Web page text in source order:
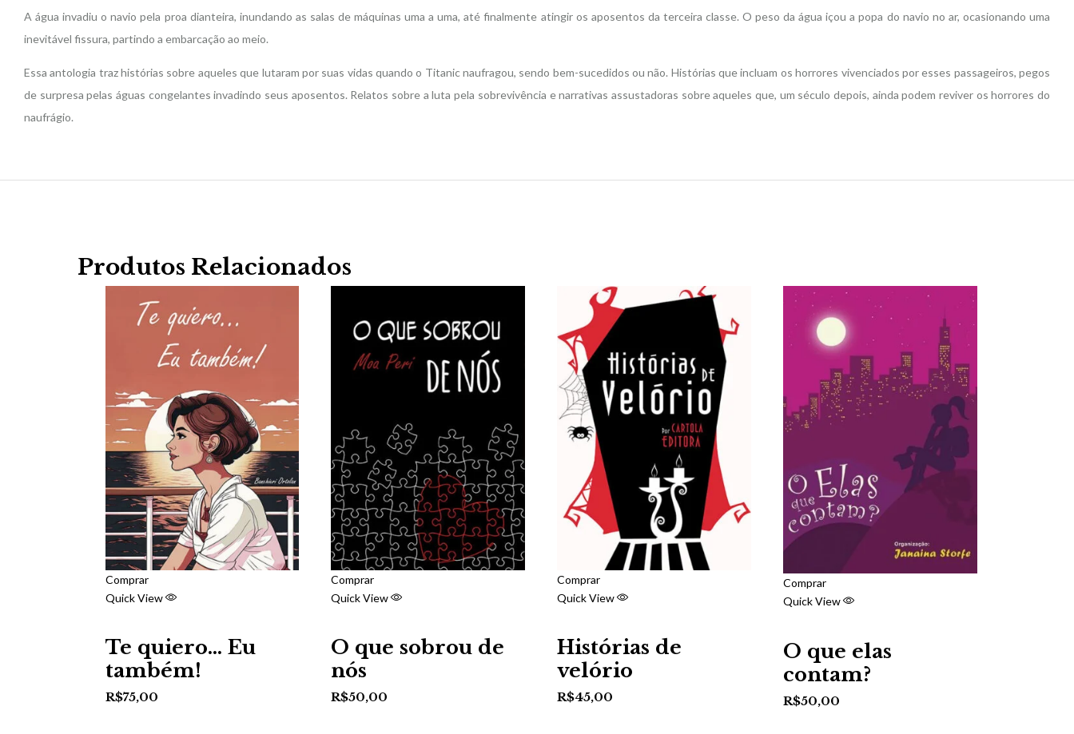
A água invadiu o navio pela proa dianteira, inundando as salas de máquinas uma a uma, até finalmente atingir os aposentos da terceira classe. O peso da água içou a popa do navio no ar, ocasionando uma
inevitável fissura, partindo a embarcação ao meio.
Essa antologia traz histórias sobre aqueles que lutaram por suas vidas quando o Titanic naufragou, sendo bem-sucedidos ou não. Histórias que incluam os horrores vivenciados por esses passageiros, pegos
de surpresa pelas águas congelantes invadindo seus aposentos. Relatos sobre a luta pela sobrevivência e narrativas assustadoras sobre aqueles que, um século depois, ainda podem reviver os horrores do
naufrágio.
Produtos Relacionados
Comprar
Quick View
Te quiero… Eu
também!
R$75,00
Comprar
Quick View
O que sobrou de
nós
R$50,00
Comprar
Quick View
Histórias de
velório
R$45,00
Comprar
Quick View
O que elas
contam?
R$50,00